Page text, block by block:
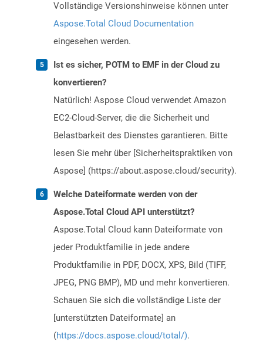
Vollständige Versionshinweise können unter
Aspose.Total Cloud Documentation
eingesehen werden.
Ist es sicher, POTM to EMF in der Cloud zu
konvertieren?
Natürlich! Aspose Cloud verwendet Amazon
EC2-Cloud-Server, die die Sicherheit und
Belastbarkeit des Dienstes garantieren. Bitte
lesen Sie mehr über [Sicherheitspraktiken von
Aspose] (https://about.aspose.cloud/security).
Welche Dateiformate werden von der
Aspose.Total Cloud API unterstützt?
Aspose.Total Cloud kann Dateiformate von
jeder Produktfamilie in jede andere
Produktfamilie in PDF, DOCX, XPS, Bild (TIFF,
JPEG, PNG BMP), MD und mehr konvertieren.
Schauen Sie sich die vollständige Liste der
[unterstützten Dateiformate] an
(https://docs.aspose.cloud/total/).